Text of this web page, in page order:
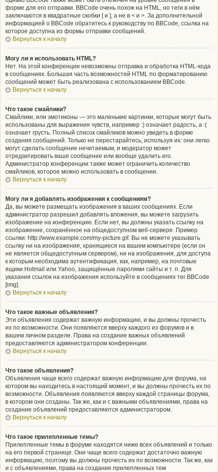
форме для его отправки. BBCode очень похож на HTML, но теги в нём
заключаются в квадратные скобки [ и ], а не в < и >. За дополнительной
информацией о BBCode обратитесь к руководству по BBCode, ссылка на
которое доступна из формы отправки сообщений.
Вернуться к началу
Могу ли я использовать HTML?
Нет. На этой конференции невозможны отправка и обработка HTML-кода
в сообщениях. Большая часть возможностей HTML по форматированию
сообщений может быть реализована с использованием BBCode.
Вернуться к началу
Что такое смайлики?
Смайлики, или эмотиконы — это маленькие картинки, которые могут быть
использованы для выражения чувств, например :) означает радость, а :(
означает грусть. Полный список смайликов можно увидеть в форме
создания сообщений. Только не перестарайтесь, используя их: они легко
могут сделать сообщение нечитаемым, и модератор может
отредактировать ваше сообщение или вообще удалить его.
Администратор конференции также может ограничить количество
смайликов, которое можно использовать в сообщении.
Вернуться к началу
Могу ли я добавлять изображения к сообщениям?
Да, вы можете размещать изображения в ваших сообщениях. Если
администратор разрешил добавлять вложения, вы можете загрузить
изображение на конференцию. Если нет, вы должны указать ссылку на
изображение, сохранённое на общедоступном веб-сервере. Пример
ссылки: http://www.example.com/my-picture.gif. Вы не можете указывать
ссылку ни на изображения, хранящиеся на вашем компьютере (если он
не является общедоступным сервером), ни на изображения, для доступа
к которым необходима аутентификация, как, например, на почтовые
ящики Hotmail или Yahoo, защищённые паролями сайты и т. п. Для
указания ссылок на изображения используйте в сообщениях тег BBCode
[img].
Вернуться к началу
Что такое важные объявления?
Эти объявления содержат важную информацию, и вы должны прочесть
их по возможности. Они появляются вверху каждого из форумов и в
вашем личном разделе. Права на создание важных объявлений
предоставляются администратором конференции.
Вернуться к началу
Что такое объявления?
Объявления чаще всего содержат важную информацию для форума, на
котором вы находитесь в настоящий момент, и вы должны прочесть их по
возможности. Объявления появляются вверху каждой страницы форума,
в котором они созданы. Так же, как и с важными объявлениями, права на
создание объявлений предоставляются администратором.
Вернуться к началу
Что такое прилепленные темы?
Прилепленные темы в форуме находятся ниже всех объявлений и только
на его первой странице. Они чаще всего содержат достаточно важную
информацию, поэтому вы должны прочесть их по возможности. Так же, как
и с объявлениями, права на создание прилепленных тем